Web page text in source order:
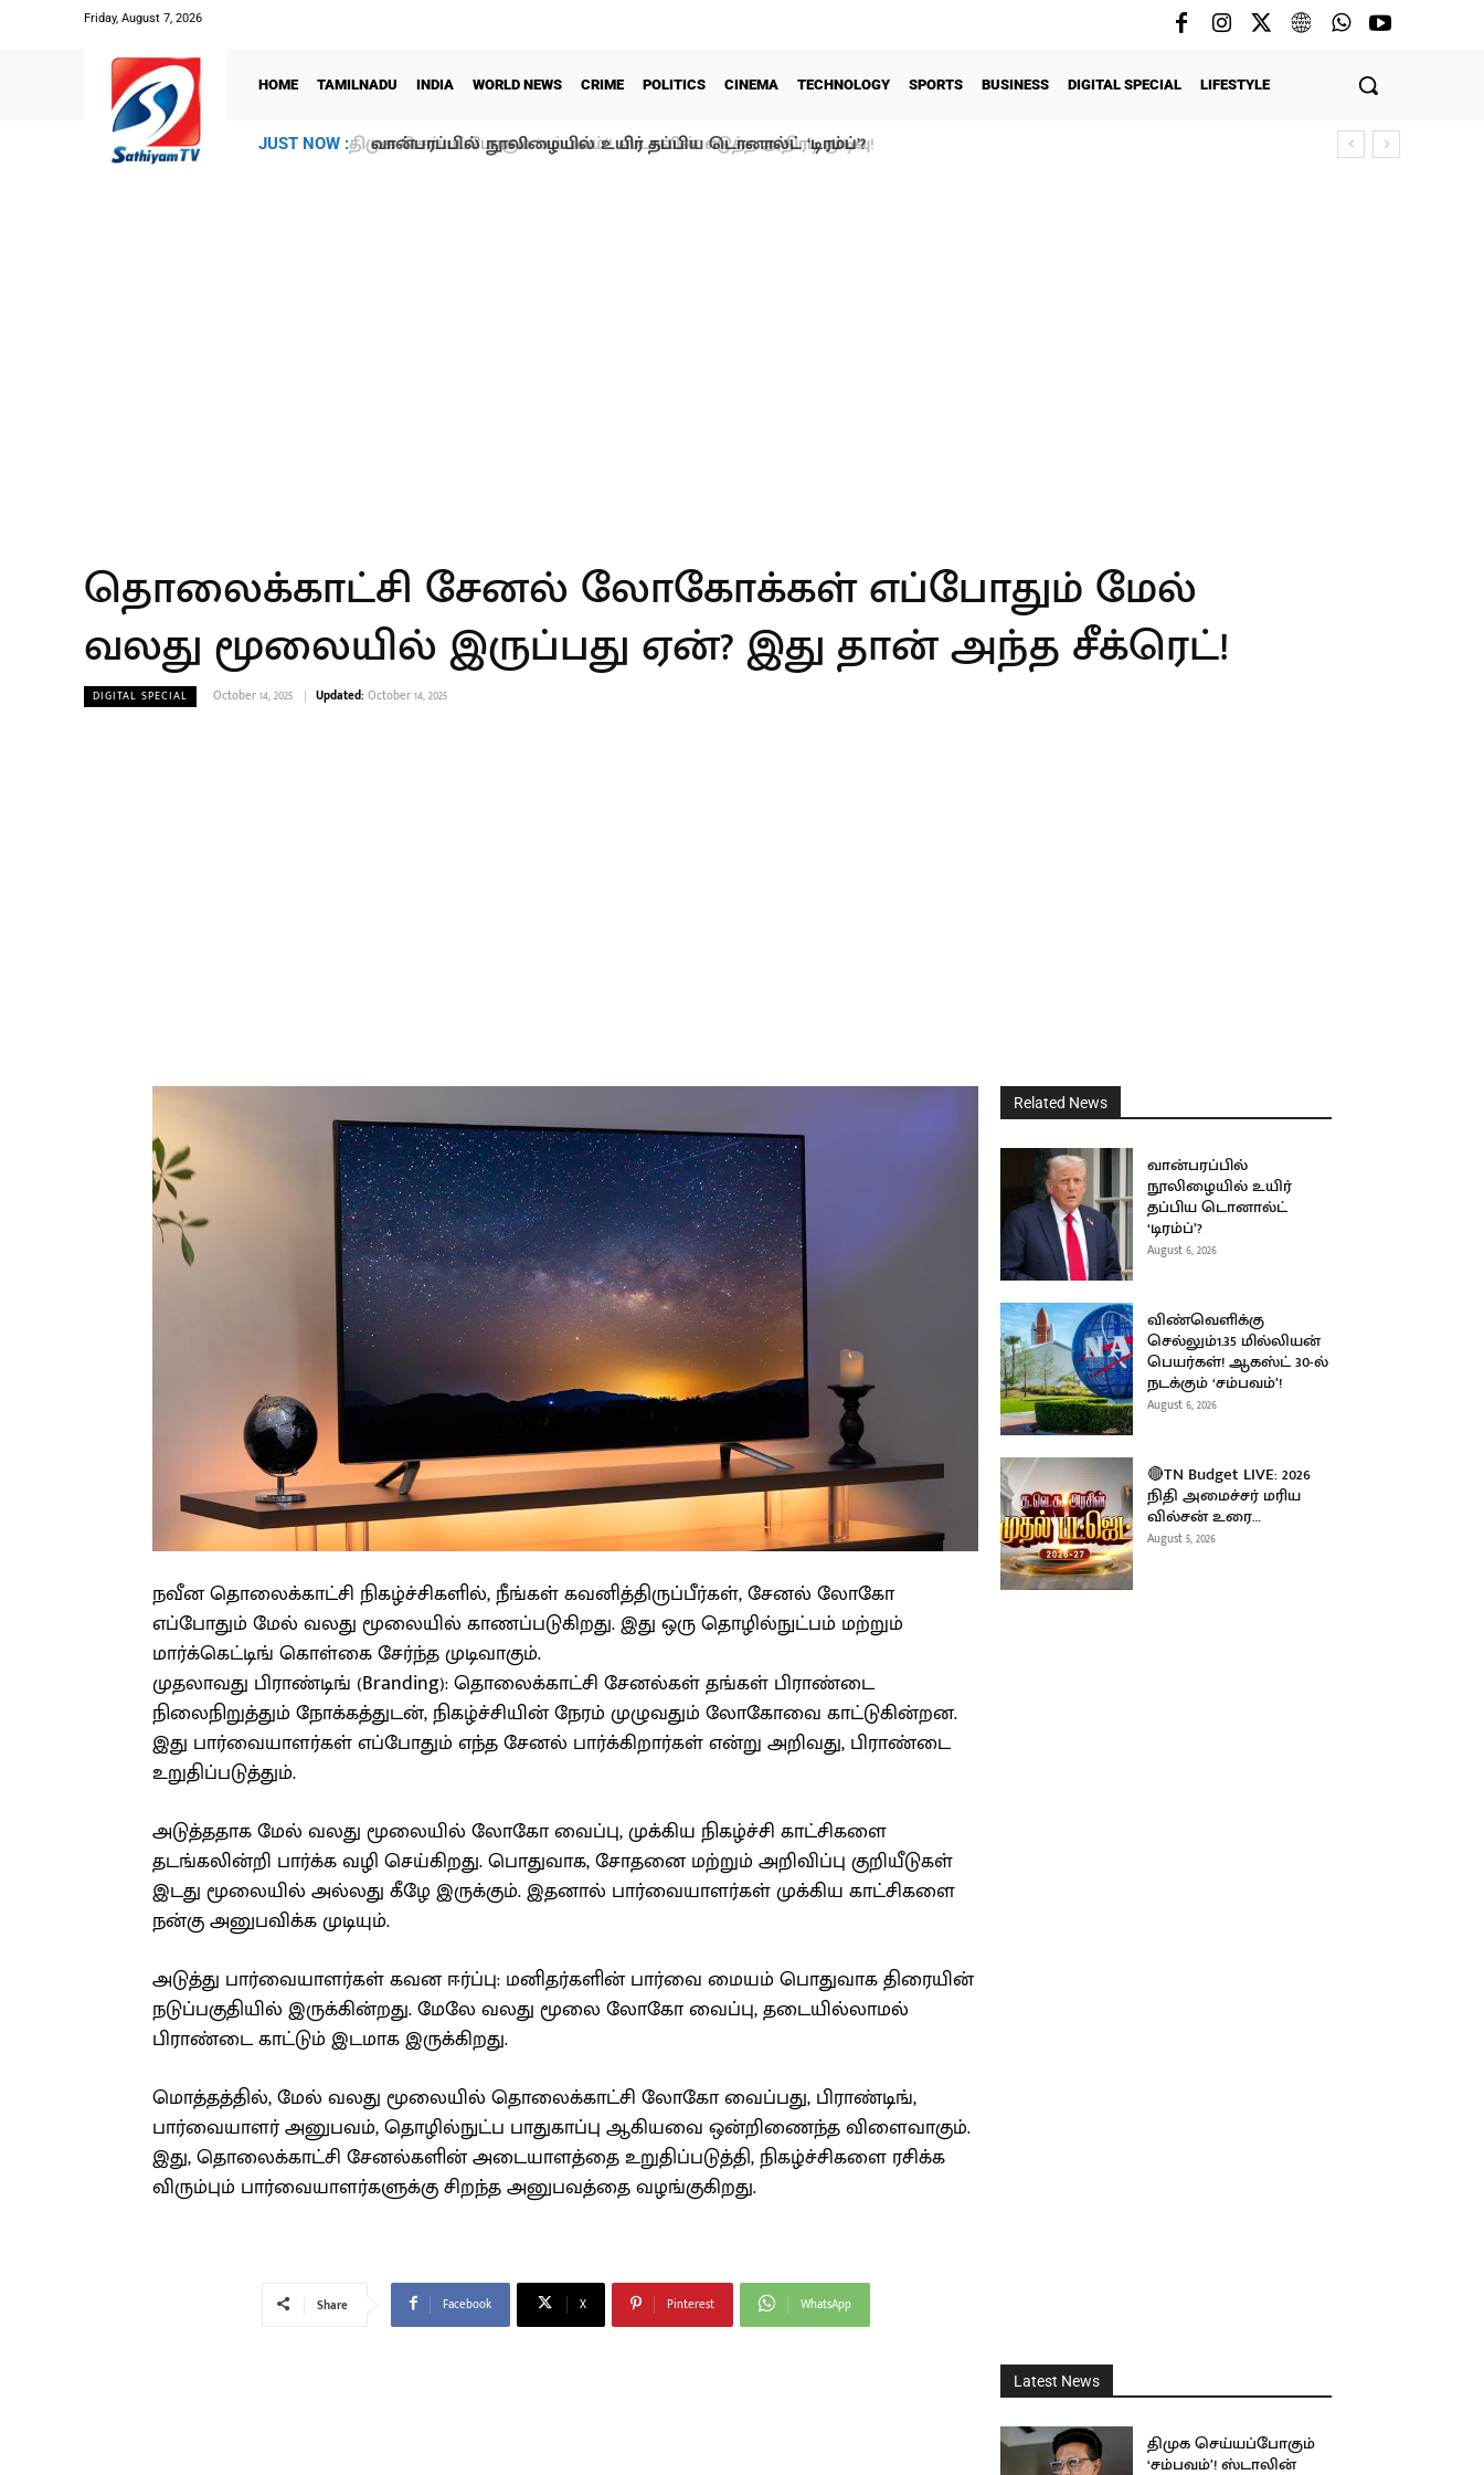
Friday, August 7, 2026
HOME TAMILNADU INDIA WORLD NEWS CRIME POLITICS CINEMA TECHNOLOGY SPORTS BUSINESS DIGITAL SPECIAL LIFESTYLE
JUST NOW : வான்பரப்பில் நூலிழையில் உயிர் தப்பிய டொனால்ட் ‘டிரம்ப்’?
தொலைக்காட்சி சேனல் லோகோக்கள் எப்போதும் மேல்
வலது மூலையில் இருப்பது ஏன்? இது தான் அந்த சீக்ரெட்!
DIGITAL SPECIAL October 14, 2025 Updated: October 14, 2025
நவீன தொலைக்காட்சி நிகழ்ச்சிகளில், நீங்கள் கவனித்திருப்பீர்கள், சேனல் லோகோ
எப்போதும் மேல் வலது மூலையில் காணப்படுகிறது. இது ஒரு தொழில்நுட்பம் மற்றும்
மார்க்கெட்டிங் கொள்கை சேர்ந்த முடிவாகும்.
முதலாவது பிராண்டிங் (Branding): தொலைக்காட்சி சேனல்கள் தங்கள் பிராண்டை
நிலைநிறுத்தும் நோக்கத்துடன், நிகழ்ச்சியின் நேரம் முழுவதும் லோகோவை காட்டுகின்றன.
இது பார்வையாளர்கள் எப்போதும் எந்த சேனல் பார்க்கிறார்கள் என்று அறிவது, பிராண்டை
உறுதிப்படுத்தும்.
அடுத்ததாக மேல் வலது மூலையில் லோகோ வைப்பு, முக்கிய நிகழ்ச்சி காட்சிகளை
தடங்கலின்றி பார்க்க வழி செய்கிறது. பொதுவாக, சோதனை மற்றும் அறிவிப்பு குறியீடுகள்
இடது மூலையில் அல்லது கீழே இருக்கும். இதனால் பார்வையாளர்கள் முக்கிய காட்சிகளை
நன்கு அனுபவிக்க முடியும்.
அடுத்து பார்வையாளர்கள் கவன ஈர்ப்பு: மனிதர்களின் பார்வை மையம் பொதுவாக திரையின்
நடுப்பகுதியில் இருக்கின்றது. மேலே வலது மூலை லோகோ வைப்பு, தடையில்லாமல்
பிராண்டை காட்டும் இடமாக இருக்கிறது.
மொத்தத்தில், மேல் வலது மூலையில் தொலைக்காட்சி லோகோ வைப்பது, பிராண்டிங்,
பார்வையாளர் அனுபவம், தொழில்நுட்ப பாதுகாப்பு ஆகியவை ஒன்றிணைந்த விளைவாகும்.
இது, தொலைக்காட்சி சேனல்களின் அடையாளத்தை உறுதிப்படுத்தி, நிகழ்ச்சிகளை ரசிக்க
விரும்பும் பார்வையாளர்களுக்கு சிறந்த அனுபவத்தை வழங்குகிறது.
Share Facebook X Pinterest WhatsApp
Related News
வான்பரப்பில்
நூலிழையில் உயிர்
தப்பிய டொனால்ட்
‘டிரம்ப்’?
August 6, 2026
விண்வெளிக்கு
செல்லும்1.35 மில்லியன்
பெயர்கள்! ஆகஸ்ட் 30-ல்
நடக்கும் ‘சம்பவம்’!
August 6, 2026
🔴TN Budget LIVE: 2026
நிதி அமைச்சர் மரிய
வில்சன் உரை…
August 5, 2026
Latest News
திமுக செய்யப்போகும்
‘சம்பவம்’! ஸ்டாலின்